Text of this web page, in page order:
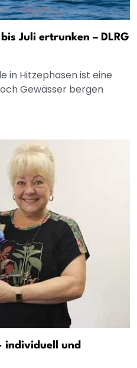
Juli ertrunken – DLRG
in Hitzephasen ist eine
Gewässer bergen
individuell und